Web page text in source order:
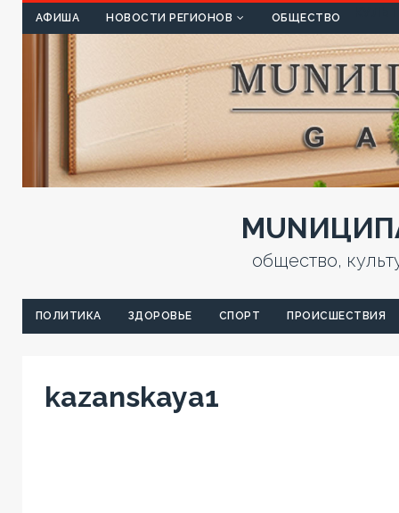
АФИША НОВОСТИ РЕГИОНОВ ОБЩЕСТВО
общество,
ПОЛИТИКА ЗДОРОВЬЕ СПОРТ ПРОИСШЕСТВИЯ
kazanskaya1